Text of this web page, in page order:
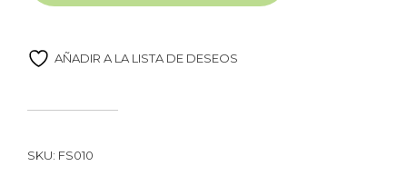
AÑADIR A LA LISTA DE DESEOS
SKU: FS010